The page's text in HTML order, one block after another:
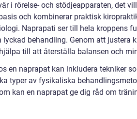
i rörelse- och stödjeapparaten, det
och kombinerar praktisk
Naprapati ser till hela kroppens
lyckad behandling. Genom att justera
till att återställa balansen och
en naprapat kan inkludera tekniker
typer av fysikaliska
kan en naprapat ge dig råd om